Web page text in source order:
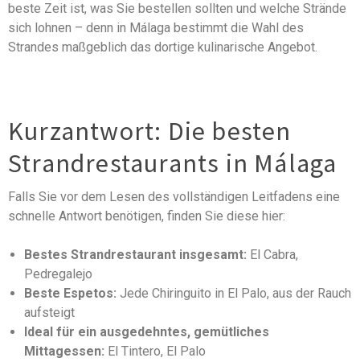
beste Zeit ist, was Sie bestellen sollten und welche Strände
sich lohnen – denn in Málaga bestimmt die Wahl des
Strandes maßgeblich das dortige kulinarische Angebot.
Kurzantwort: Die besten
Strandrestaurants in Málaga
Falls Sie vor dem Lesen des vollständigen Leitfadens eine
schnelle Antwort benötigen, finden Sie diese hier:
Bestes Strandrestaurant insgesamt: El Cabra,
Pedregalejo
Beste Espetos: Jede Chiringuito in El Palo, aus der Rauch
aufsteigt
Ideal für ein ausgedehntes, gemütliches
Mittagessen: El Tintero, El Palo